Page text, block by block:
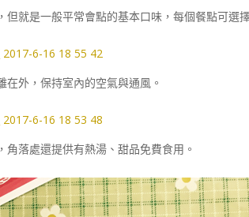
就是一般平常會點的基本口味，每個餐點可選
在外，保持室內的空氣與通風。
角落處還提供有熱湯、甜品免費食用。